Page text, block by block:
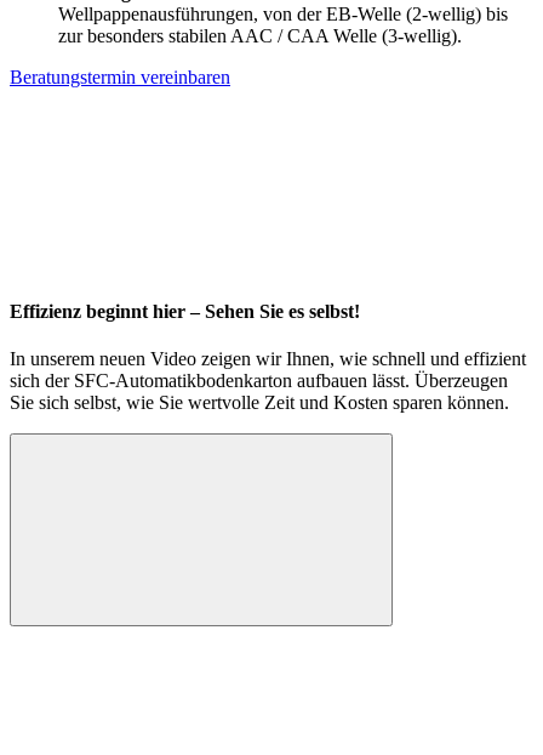
Wellpappenausführungen, von der EB-Welle (2-wellig) bis
zur besonders stabilen AAC / CAA Welle (3-wellig).
Beratungstermin vereinbaren
Effizienz beginnt hier – Sehen Sie es selbst!
In unserem neuen Video zeigen wir Ihnen, wie schnell und effizient
sich der SFC-Automatikbodenkarton aufbauen lässt. Überzeugen
Sie sich selbst, wie Sie wertvolle Zeit und Kosten sparen können.